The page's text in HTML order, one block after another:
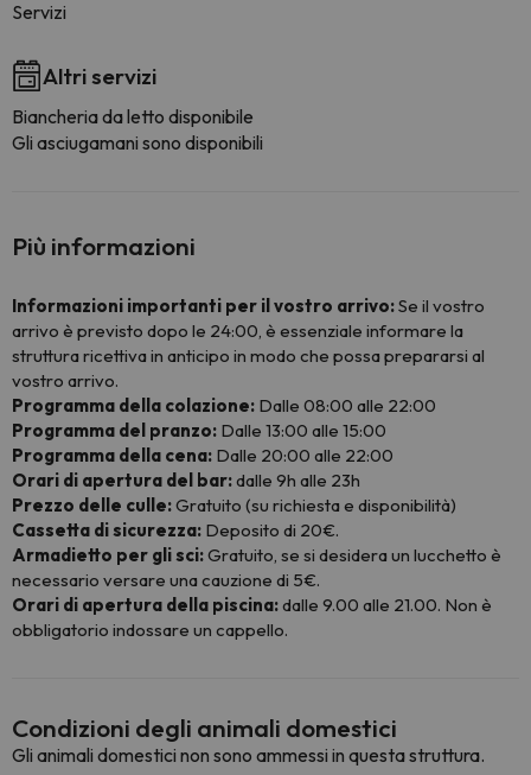
Servizi
Altri servizi
Biancheria da letto disponibile
Gli asciugamani sono disponibili
Più informazioni
Informazioni importanti per il vostro arrivo:Se il vostro
arrivo è previsto dopo le 24:00, è essenziale informare la
struttura ricettiva in anticipo in modo che possa prepararsi al
vostro arrivo.
Programma della colazione: Dalle 08:00 alle 22:00
Programma del pranzo: Dalle 13:00 alle 15:00
Programma della cena: Dalle 20:00 alle 22:00
Orari di apertura del bar:dalle 9h alle 23h
Prezzo delle culle:Gratuito (su richiesta e disponibilità)
Cassetta di sicurezza: Deposito di 20€.
Armadietto per gli sci:Gratuito, se si desidera un lucchetto è
necessario versare una cauzione di 5€.
Orari di apertura della piscina:dalle 9.00 alle 21.00. Non è
obbligatorio indossare un cappello.
Condizioni degli animali domestici
Gli animali domestici non sono ammessi in questa struttura.